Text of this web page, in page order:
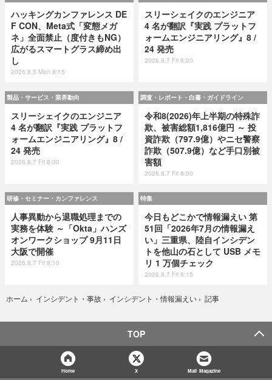
ハッキングカンファレンス DE
F CON、Meta式「変態メガ
ネ」全面禁止（度付きもNG）
広がるスマートグラス締め出
し
2026.8.3 Mon 8:15
スリーシェイクのエンジニア
4 名が翻訳『実践 プラットフ
ォームエンジニアリング』8 /
24 発売
2026.8.7 Fri 8:00
製品・サービス・業界動向
スリーシェイクのエンジニア
4 名が翻訳『実践 プラットフ
ォームエンジニアリング』8 /
24 発売
2026.8.7 Fri 8:00
調査・レポート・白書・ガイドライン
令和8(2026)年上半期の特殊詐
欺、被害総額1,816億円 ～ 投
資詐欺（797.9億）やニセ警察
詐欺（507.9億）など手口別被
害額
2026.8.7 Fri 8:00
研修・セミナー・カンファレンス
人事異動から退職処理までの
実務を体験 ～「Okta」ハンズ
オンワークショップ 9月11日
大阪で開催
2026.8.7 Fri 8:10
特集
今日もどこかで情報漏えい 第
51回「2026年7月の情報漏え
い」三重県、陸自インシデン
トを他山の石として USB メモ
リ 1 万個チェック
2026.8.7 Fri 8:15
ホーム › インシデント・事故 › インシデント・情報漏えい › 記事
TOP
Home X Mail Magazine